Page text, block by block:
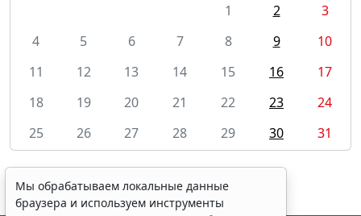
1
2
3
4
5 6 7 8 9
10
11
12 13 14 15 16
17
18
19 20 21 22 23
24
25
26 27 28 29 30 31
Мы обрабатываем локальные данные
браузера и используем инструменты